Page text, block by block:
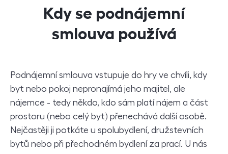
Kdy se podnájemní
smlouva používá
Podnájemní smlouva vstupuje do hry ve chvíli, kdy
byt nebo pokoj nepronajímá jeho majitel, ale
nájemce - tedy někdo, kdo sám platí nájem a část
prostoru (nebo celý byt) přenechává další osobě.
Nejčastěji ji potkáte u spolubydlení, družstevních
bytů nebo při přechodném bydlení za prací. U nás